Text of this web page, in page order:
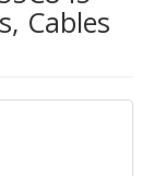
Cables